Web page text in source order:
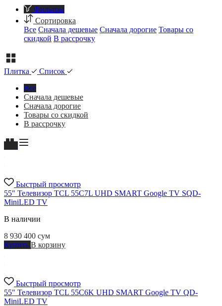
Фильтры
Сортировка
Все Сначала дешевые Сначала дорогие Товары со
скидкой В рассрочку
Плитка
Список
Все
Сначала дешевые
Сначала дорогие
Товары со скидкой
В рассрочку
Быстрый просмотр
55" Телевизор TCL 55C7L UHD SMART Google TV SQD-
MiniLED TV
В наличии
8 930 400 сум
Купить В корзину
Быстрый просмотр
55" Телевизор TCL 55C6K UHD SMART Google TV QD-
MiniLED TV